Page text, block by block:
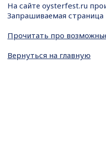
На сайте oysterfest.ru
Запрашиваемая страница
Прочитать про
Вернуться на главную